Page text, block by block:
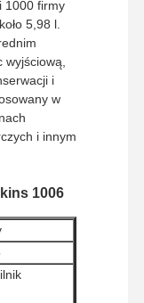
1000 firmy
5,98 l.
i
w
i innym
1006